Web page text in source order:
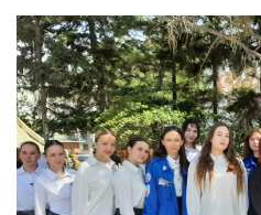
Изображение